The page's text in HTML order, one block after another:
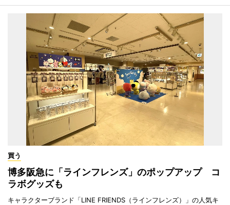
買う
博多阪急に「ラインフレンズ」のポップアップ コ
ラボグッズも
キャラクターブランド「LINE FRIENDS（ラインフレンズ）」の人気キ